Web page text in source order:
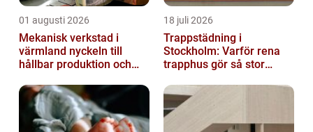
01 augusti 2026
Mekanisk verkstad i
värmland nyckeln till
hållbar produktion och
18 juli 2026
Trappstädning i
Stockholm: Varför rena
trapphus gör så stor